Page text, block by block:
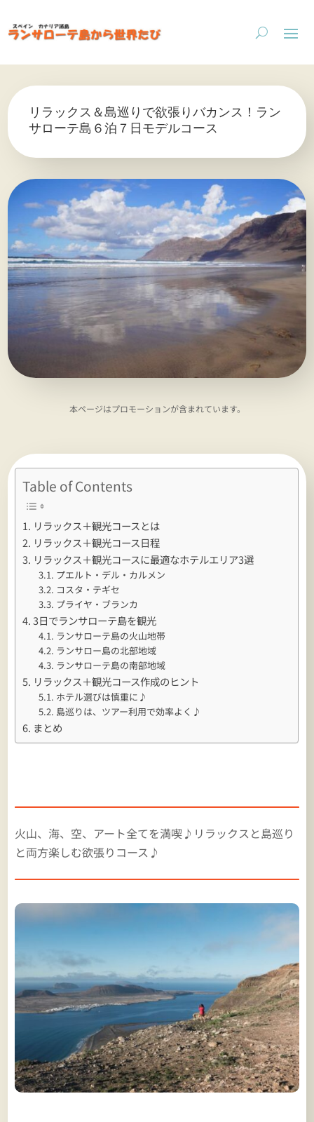
リラックス＆島巡りで欲張りバカンス！ラン
サローテ島６泊７日モデルコース
本ページはプロモーションが含まれています。
Table of Contents
リラックス＋観光コースとは
リラックス＋観光コース日程
リラックス＋観光コースに最適なホテルエリア3選
プエルト・デル・カルメン
コスタ・テギセ
プライヤ・ブランカ
3日でランサローテ島を観光
ランサローテ島の火山地帯
ランサロー島の北部地域
ランサローテ島の南部地域
リラックス＋観光コース作成のヒント
ホテル選びは慎重に♪
島巡りは、ツアー利用で効率よく♪
まとめ
火山、海、空、アート全てを満喫♪リラックスと島巡り
と両方楽しむ欲張りコース♪